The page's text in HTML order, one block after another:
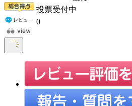
投票受付中
0